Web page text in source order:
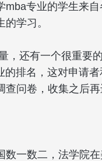
专业的学生来
学习。
，还有一个很重要
排名，这对申请
问卷，收集之后
一数二，法学院